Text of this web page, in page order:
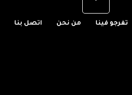
تفرجو فينا من نحن اتصل بنا